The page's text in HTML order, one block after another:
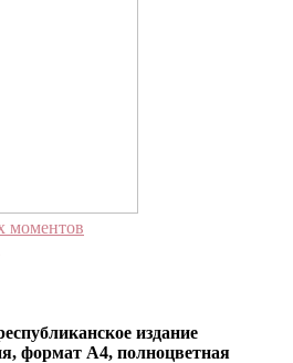
издание
формат А4, полноцветная